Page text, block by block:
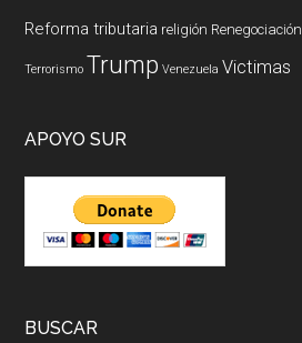
Reforma tributaria religión Renegociación
Terrorismo Trump Venezuela Victimas
APOYO SUR
BUSCAR